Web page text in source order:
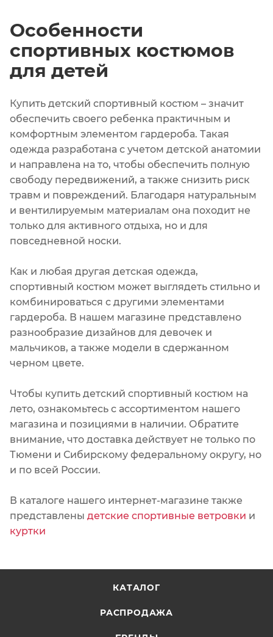
Особенности
спортивных костюмов
для детей
Купить детский спортивный костюм – значит
обеспечить своего ребенка практичным и
комфортным элементом гардероба. Такая
одежда разработана с учетом детской анатомии
и направлена на то, чтобы обеспечить полную
свободу передвижений, а также снизить риск
травм и повреждений. Благодаря натуральным
и вентилируемым материалам она походит не
только для активного отдыха, но и для
повседневной носки.
Как и любая другая детская одежда,
спортивный костюм может выглядеть стильно и
комбинироваться с другими элементами
гардероба. В нашем магазине представлено
разнообразие дизайнов для девочек и
мальчиков, а также модели в сдержанном
черном цвете.
Чтобы купить детский спортивный костюм на
лето, ознакомьтесь с ассортиментом нашего
магазина и позициями в наличии. Обратите
внимание, что доставка действует не только по
Тюмени и Сибирскому федеральному округу, но
и по всей России.
В каталоге нашего интернет-магазине также
представлены детские спортивные ветровки и
куртки
КАТАЛОГ
РАСПРОДАЖА